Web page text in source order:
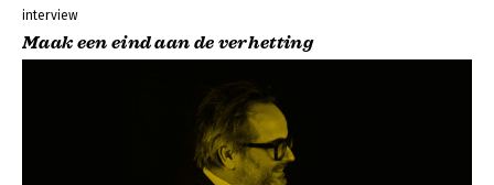
interview
Maak een eind aan de verhetting